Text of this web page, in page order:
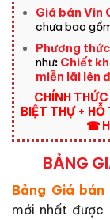
Giá bán Vin
chưa bao
Phương
như: Chiết
miễn lãi lên
CHÍNH
BIỆT THỰ +
☎
BẢNG
Bảng Giá bán
mới nhất được